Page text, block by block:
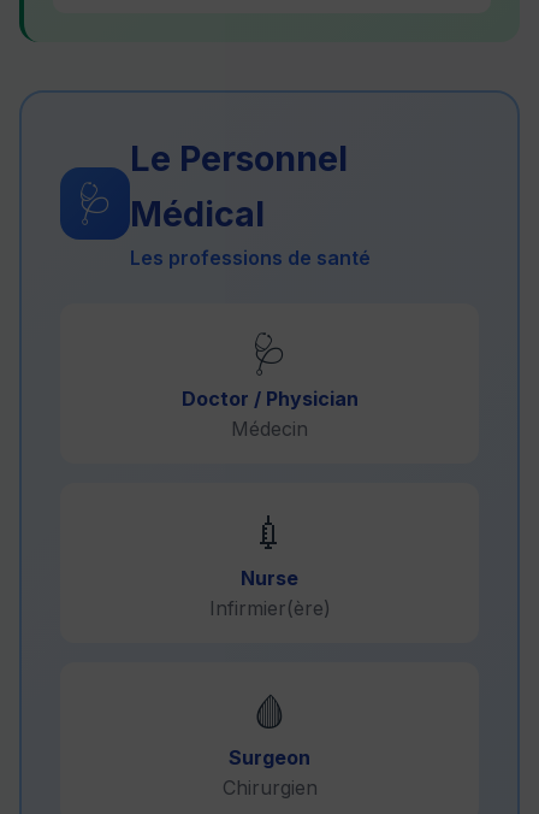
🩺
Le Personnel
Médical
Les professions de santé
🩺
Doctor / Physician
Médecin
💉
Nurse
Infirmier(ère)
🩸
Surgeon
Chirurgien